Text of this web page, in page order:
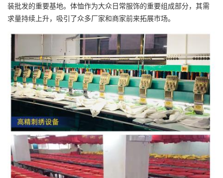
装批发的重要基地。体恤作为大众日常服饰的重要组成部分，其需
求量持续上升，吸引了众多厂家和商家前来拓展市场。